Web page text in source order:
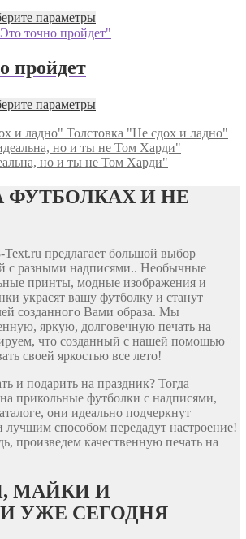
параметры
пройдет
параметры
Толстовка "Не сдох и ладно"
но и ты не Том Харди"
ФУТБОЛКАХ И НЕ
предлагает большой выбор
с разными надписями.. Необычные
принты, модные изображения и
украсят вашу футболку и станут
созданного Вами образа. Мы
яркую, долговечную печать на
что созданный с нашей помощью
своей яркостью все лето!
и подарить на праздник? Тогда
прикольные футболки с надписями,
они идеально подчеркнут
лучшим способом передадут настроение!
произведем качественную печать на
МАЙКИ И
УЖЕ СЕГОДНЯ